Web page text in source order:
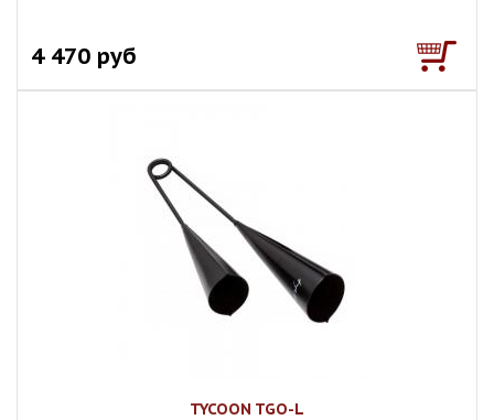
4 470 руб
TYCOON TGO-L